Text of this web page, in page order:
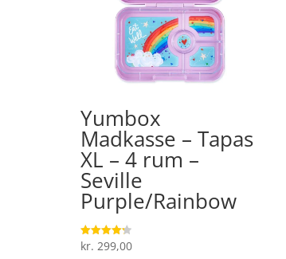
Yumbox
Madkasse – Tapas
XL – 4 rum –
Seville
Purple/Rainbow
Vurderet
4.3
kr. 299,00